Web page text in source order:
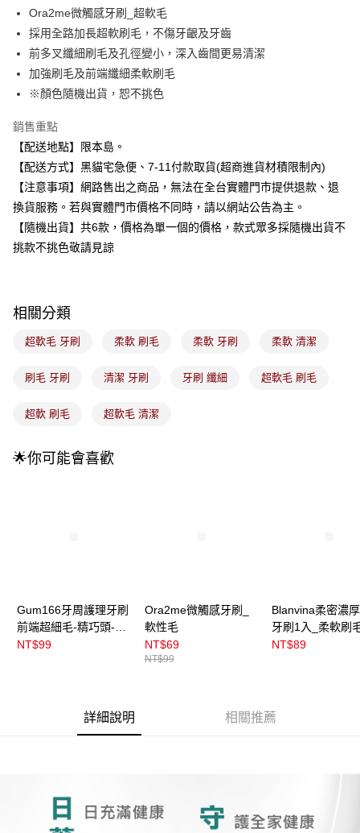
街口支付
悠遊付
Google Pay
【大哥付你分期使用說明】
1.本服務由台灣大哥大提供，台灣大哥大用戶可立即使用無須另外申請。
2.付款方式選擇「大哥付你分期」，訂單成立後會自動跳轉到大哥付的交易
流程，驗證手機門號後，選擇欲分期的期數、繳款截止日，確認付款後即完
成交易。
3.實際核准額度、可分期數及費用金額請依後續交易確認頁面所載為準。
【繳款方式說明】
1.分期款項不併入電信帳單，「大哥付你分期」於每月結算日後寄送繳費提
醒簡訊。
2.透過簡訊連結打開帳單後，可選擇「超商條碼／台灣大直營門市／銀行轉
1.本服務係由「台灣大哥大股份有限公司」（以下簡稱本公司）所提供，讓
用戶於交易時，得透過本服務購買商品或服務，並由商店將買賣／分期付款
2.基於同意付款使用「大哥付你分期」之契約關係目的，商店將以您的個人
資料（包含姓名、電話或地址）提供予台灣大哥大進項蒐集、處理及利用，
ATM付款
運送方式
全家取貨付款
付款後全家取貨
每筆NT$100，滿NT$899(含以上)免運費
付款後7-11取貨
宅配
Ora2me微觸感牙刷_超軟毛
採用全路加長超軟刷毛，不傷牙齦及牙齒
前多叉纖細刷毛及孔徑變小，深入齒間更易清潔
加強刷毛及前端纖細柔軟刷毛
※顏色隨機出貨，恕不挑色
銷售重點
【配送地點】限本島。
【配送方式】黑貓宅急便、7-11付款取貨(超商進貨材積限制內)
【注意事項】網路售出之商品，無法在全台實體門市提供退款、退
換貨服務。若與實體門市價格不同時，請以網站公告為主。
【隨機出貨】共6款，價格為單一個的價格，款式眾多採隨機出貨不
挑款不挑色敬請見諒
相關分類
超軟毛 牙刷 柔軟 刷毛 柔軟 牙刷 柔軟 清潔
刷毛 牙刷 清潔 牙刷 牙刷 纖細 超軟毛 刷毛
超軟 刷毛 超軟毛 清潔
🌟你可能會喜歡
Gum166牙周護理牙刷
前端超細毛-精巧頭-超
軟毛1入
NT$99
Ora2me微觸感牙刷_
軟性毛
NT$69
NT$99
Blanvina柔密濃
牙刷1入_柔軟刷
NT$89
詳細說明 相關推薦